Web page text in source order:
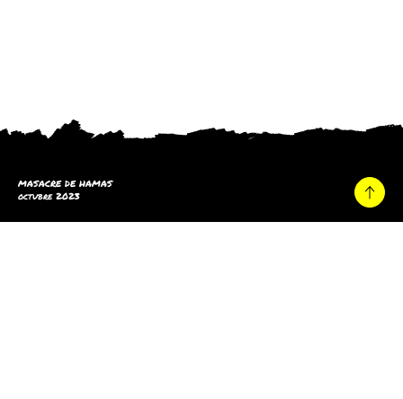
MASACRE DE HAMAS
octubre 2023